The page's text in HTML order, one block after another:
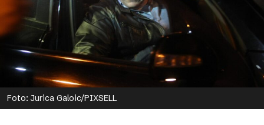
Foto: Jurica Galoic/PIXSELL